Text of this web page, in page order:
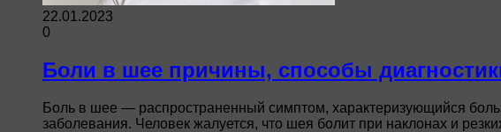
22.01.2023
0
Боли в шее причины, способы
Боль в шее — распространенный симптом, характеризующийся
заболевания. Человек жалуется, что шея болит при наклонах и